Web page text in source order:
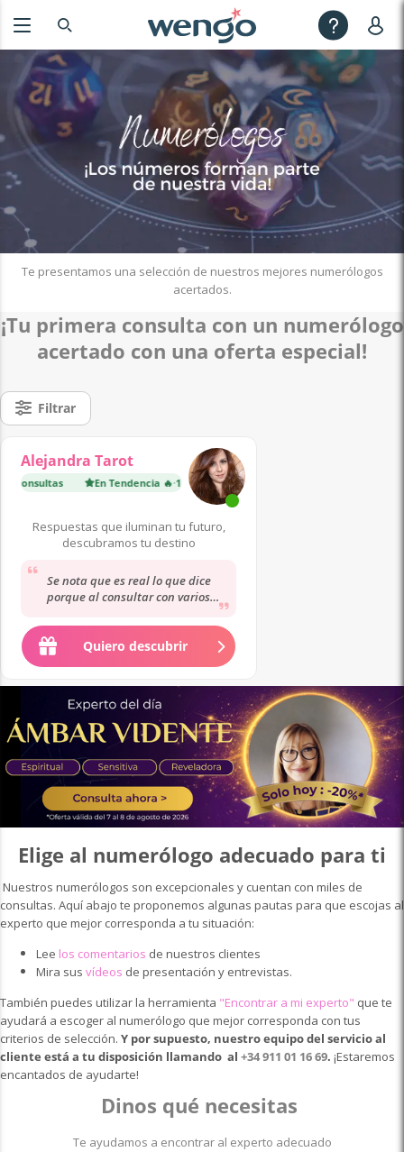
Te presentamos una selección de nuestros mejores numerólogos
acertados.
¡Tu primera consulta con un numerólogo
acertado con una oferta especial!
Filtrar
Alejandra Tarot
consultas En Tendencia 🔥 ·1 100 consultas
Respuestas que iluminan tu futuro,
descubramos tu destino
Se nota que es real lo que dice
porque al consultar con varios
coinciden.......
Quiero descubrir
Elige al numerólogo adecuado para ti
Nuestros numerólogos son excepcionales y cuentan con miles de
consultas. Aquí abajo te proponemos algunas pautas para que escojas al
experto que mejor corresponda a tu situación:
Lee los comentarios de nuestros clientes
Mira sus vídeos de presentación y entrevistas.
También puedes utilizar la herramienta "Encontrar a mi experto" que te
ayudará a escoger al numerólogo que mejor corresponda con tus
criterios de selección. Y por supuesto, nuestro equipo del servicio al
cliente está a tu disposición llamando al +34 911 01 16 69. ¡Estaremos
encantados de ayudarte!
Dinos qué necesitas
Te ayudamos a encontrar al experto adecuado